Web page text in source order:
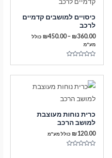
כיסויים למושבים קדמיים
לרכב
₪360.00
–
₪450.00
טווח
כולל
מע"מ
כרית נוחות מעוצבת
למושב הרכב
₪120.00 כולל מע"מ